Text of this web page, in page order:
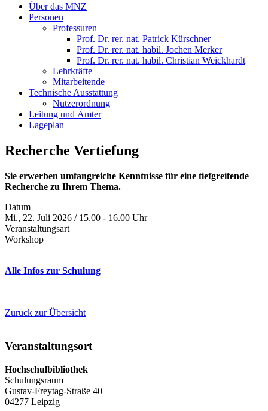
Über das MNZ
Personen
Professuren
Prof. Dr. rer. nat. Patrick Kürschner
Prof. Dr. rer. nat. habil. Jochen Merker
Prof. Dr. rer. nat. habil. Christian Weickhardt
Lehrkräfte
Mitarbeitende
Technische Ausstattung
Nutzerordnung
Leitung und Ämter
Lageplan
Recherche Vertiefung
Sie erwerben umfangreiche Kenntnisse für eine tiefgreifende
Recherche zu Ihrem Thema.
Datum
Mi., 22. Juli 2026 / 15.00 - 16.00 Uhr
Veranstaltungsart
Workshop
Alle Infos zur Schulung
Zurück zur Übersicht
Veranstaltungsort
Hochschulbibliothek
Schulungsraum
Gustav-Freytag-Straße 40
04277 Leipzig